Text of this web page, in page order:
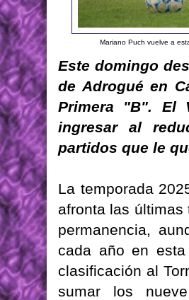
Mariano Puch vuelve a
Este domingo
de Adrogué en
Primera "B". El
ingresar al
partidos que le
La temporada
afronta las
permanencia,
cada año en
clasificación al
sumar los